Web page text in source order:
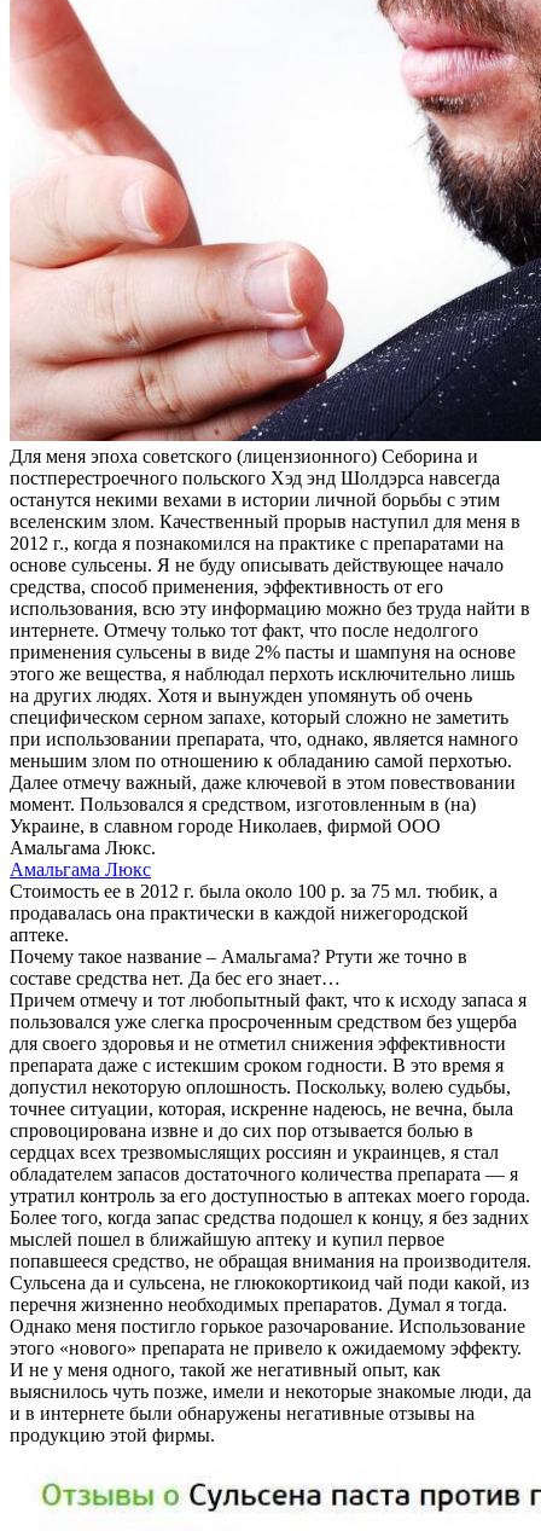
Для меня эпоха советского (лицензионного) Себорина и
постперестроечного польского Хэд энд Шолдэрса навсегда
останутся некими вехами в истории личной борьбы с этим
вселенским злом. Качественный прорыв наступил для меня в
2012 г., когда я познакомился на практике с препаратами на
основе сульсены. Я не буду описывать действующее начало
средства, способ применения, эффективность от его
использования, всю эту информацию можно без труда найти в
интернете. Отмечу только тот факт, что после недолгого
применения сульсены в виде 2% пасты и шампуня на основе
этого же вещества, я наблюдал перхоть исключительно лишь
на других людях. Хотя и вынужден упомянуть об очень
специфическом серном запахе, который сложно не заметить
при использовании препарата, что, однако, является намного
меньшим злом по отношению к обладанию самой перхотью.
Далее отмечу важный, даже ключевой в этом повествовании
момент. Пользовался я средством, изготовленным в (на)
Украине, в славном городе Николаев, фирмой ООО
Амальгама Люкс.
Амальгама Люкс
Стоимость ее в 2012 г. была около 100 р. за 75 мл. тюбик, а
продавалась она практически в каждой нижегородской
аптеке.
Почему такое название – Амальгама? Ртути же точно в
составе средства нет. Да бес его знает…
Причем отмечу и тот любопытный факт, что к исходу запаса я
пользовался уже слегка просроченным средством без ущерба
для своего здоровья и не отметил снижения эффективности
препарата даже с истекшим сроком годности. В это время я
допустил некоторую оплошность. Поскольку, волею судьбы,
точнее ситуации, которая, искренне надеюсь, не вечна, была
спровоцирована извне и до сих пор отзывается болью в
сердцах всех трезвомыслящих россиян и украинцев, я стал
обладателем запасов достаточного количества препарата — я
утратил контроль за его доступностью в аптеках моего города.
Более того, когда запас средства подошел к концу, я без задних
мыслей пошел в ближайшую аптеку и купил первое
попавшееся средство, не обращая внимания на производителя.
Сульсена да и сульсена, не глюкокортикоид чай поди какой, из
перечня жизненно необходимых препаратов. Думал я тогда.
Однако меня постигло горькое разочарование. Использование
этого «нового» препарата не привело к ожидаемому эффекту.
И не у меня одного, такой же негативный опыт, как
выяснилось чуть позже, имели и некоторые знакомые люди, да
и в интернете были обнаружены негативные отзывы на
продукцию этой фирмы.